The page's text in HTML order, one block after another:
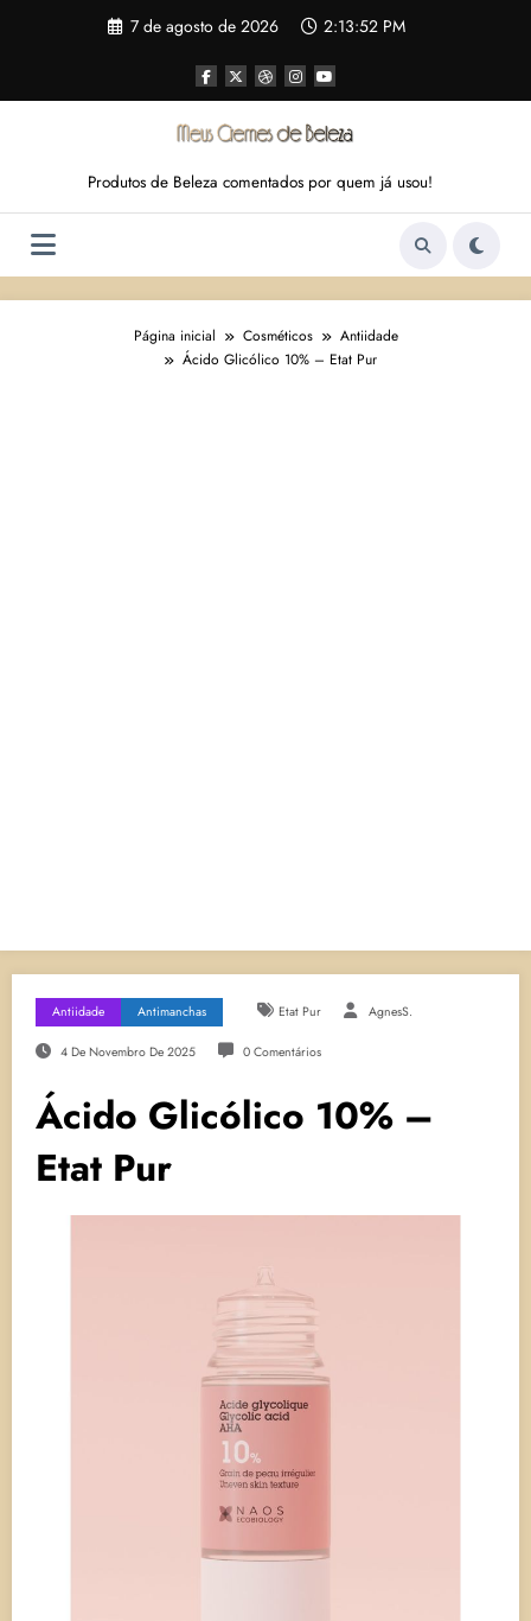
7 de agosto de 2026 2:13:53 PM
Produtos de Beleza comentados por quem já usou!
Página inicial Cosméticos
Antiidade
Ácido Glicólico 10% – Etat Pur
Antiidade Antimanchas Etat Pur AgnesS.
4 De Novembro De 2025 0 Comentários
Ácido Glicólico 10% –
Etat Pur